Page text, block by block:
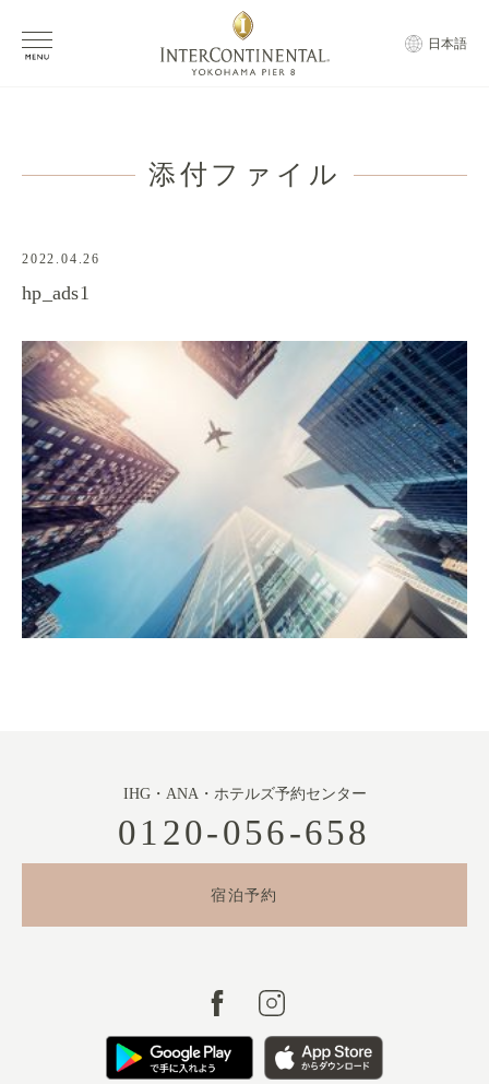
日本語
添付ファイル
2022.04.26
hp_ads1
IHG・ANA・ホテルズ予約センター
0120-056-658
宿泊予約